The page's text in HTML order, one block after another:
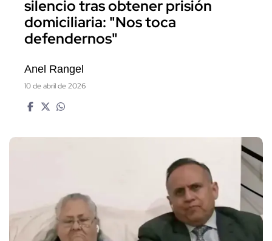
silencio tras obtener prisión
domiciliaria: "Nos toca
defendernos"
Anel Rangel
10 de abril de 2026